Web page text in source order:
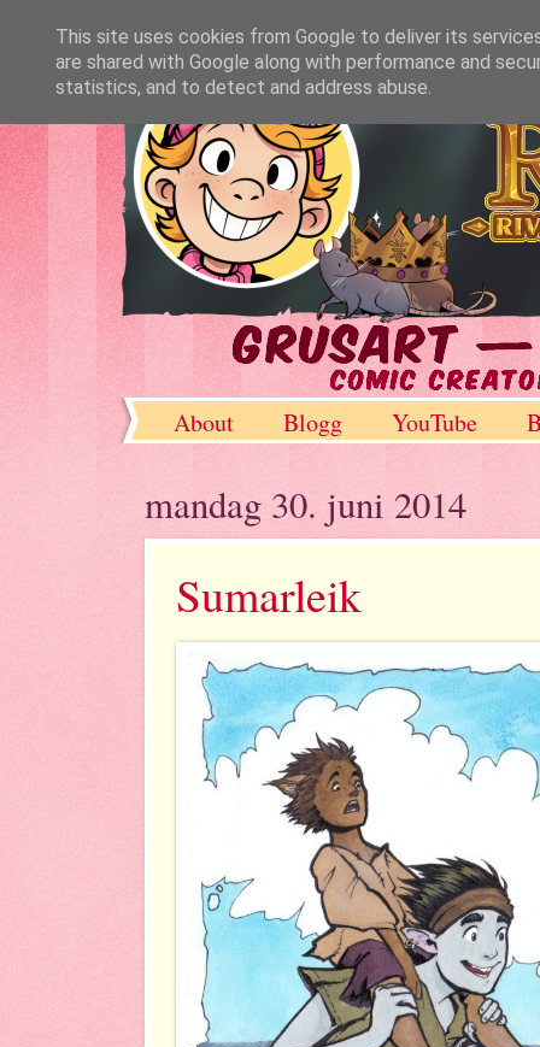
About Blogg YouTube
mandag 30. juni 2014
Sumarleik
This site uses cookies from Google to deliver its
are shared with Google along with performance and
statistics, and to detect and address abuse.